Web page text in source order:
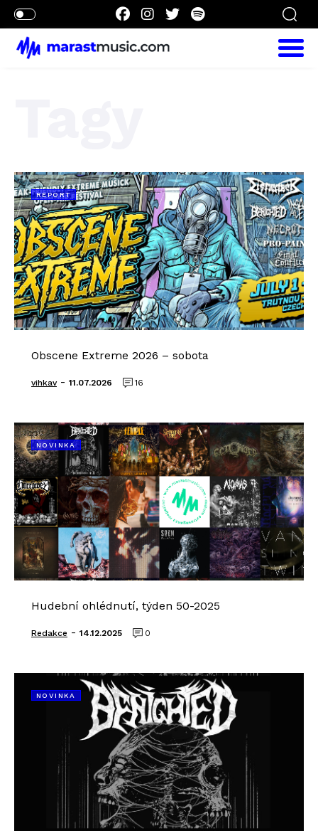
REPORT
Obscene Extreme 2026 – sobota
vihkav- 11.07.2026 16
NOVINKA
Hudební ohlédnutí, týden 50-2025
Redakce - 14.12.2025 0
NOVINKA